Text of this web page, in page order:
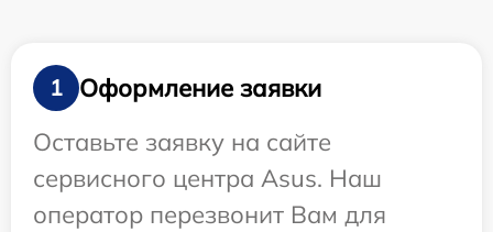
1
Оформление заявки
Оставьте заявку на сайте
сервисного центра Asus. Наш
оператор перезвонит Вам для